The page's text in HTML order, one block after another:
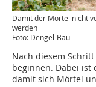
Damit der Mörtel nicht
werden
Foto: Dengel-Bau
Nach diesem
beginnen. Dabei ist
damit sich Mörtel